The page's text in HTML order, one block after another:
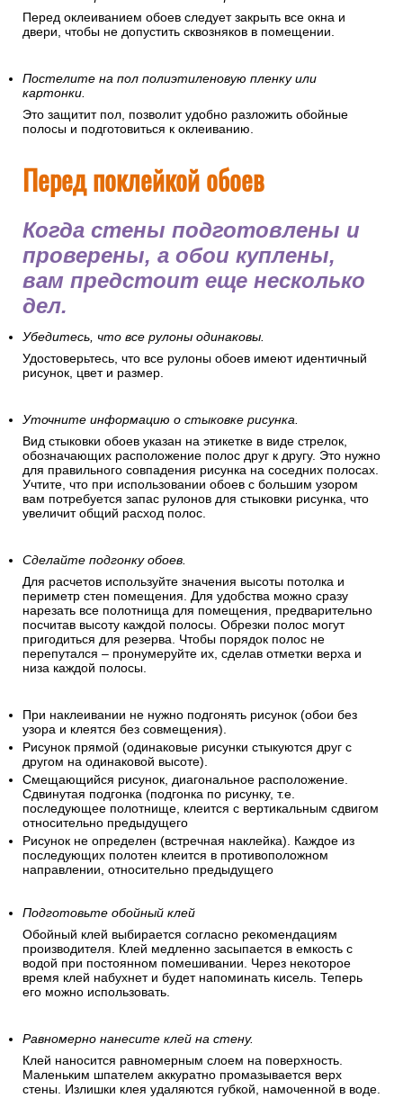
Перед оклеиванием обоев следует закрыть все окна и
двери, чтобы не допустить сквозняков в помещении.
Постелите на пол полиэтиленовую пленку или
картонки.
Это защитит пол, позволит удобно разложить обойные
полосы и подготовиться к оклеиванию.
Перед поклейкой обоев
Когда стены подготовлены и
проверены, а обои куплены,
вам предстоит еще несколько
дел.
Убедитесь, что все рулоны одинаковы.
Удостоверьтесь, что все рулоны обоев имеют идентичный
рисунок, цвет и размер.
Уточните информацию о стыковке рисунка.
Вид стыковки обоев указан на этикетке в виде стрелок,
обозначающих расположение полос друг к другу. Это нужно
для правильного совпадения рисунка на соседних полосах.
Учтите, что при использовании обоев с большим узором
вам потребуется запас рулонов для стыковки рисунка, что
увеличит общий расход полос.
Сделайте подгонку обоев.
Для расчетов используйте значения высоты потолка и
периметр стен помещения. Для удобства можно сразу
нарезать все полотнища для помещения, предварительно
посчитав высоту каждой полосы. Обрезки полос могут
пригодиться для резерва. Чтобы порядок полос не
перепутался – пронумеруйте их, сделав отметки верха и
низа каждой полосы.
При наклеивании не нужно подгонять рисунок (обои без
узора и клеятся без совмещения).
Рисунок прямой (одинаковые рисунки стыкуются друг с
другом на одинаковой высоте).
Смещающийся рисунок, диагональное расположение.
Сдвинутая подгонка (подгонка по рисунку, т.е.
последующее полотнище, клеится с вертикальным сдвигом
относительно предыдущего
Рисунок не определен (встречная наклейка). Каждое из
последующих полотен клеится в противоположном
направлении, относительно предыдущего
Подготовьте обойный клей
Обойный клей выбирается согласно рекомендациям
производителя. Клей медленно засыпается в емкость с
водой при постоянном помешивании. Через некоторое
время клей набухнет и будет напоминать кисель. Теперь
его можно использовать.
Равномерно нанесите клей на стену.
Клей наносится равномерным слоем на поверхность.
Маленьким шпателем аккуратно промазывается верх
стены. Излишки клея удаляются губкой, намоченной в воде.